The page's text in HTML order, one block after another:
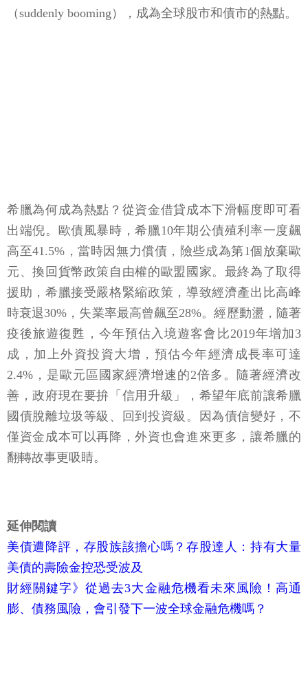
（suddenly booming），成為全球股市和債市的熱點。
希臘為何成為熱點？從資金借貸成本下滑幅度即可看
出端倪。歐債風暴時，希臘10年期公債殖利率一度飆
高至41.5%，當時因無力償債，險些成為第1個放棄歐
元、換回貨幣政策自由權的歐盟國家。最終為了取得
援助，希臘接受嚴格緊縮政策，導致經濟產出比高峰
時衰退30%，失業率最高曾飆至28%。經歷動盪，隨著
疫後旅遊復甦，今年預估入境遊客會比2019年增加3
成，加上外資投資大增，預估今年經濟成長率可達
2.4%，是歐元區國家經濟增速的2倍多。隨著經濟改
善，政府現在要拚「信用升級」，希望年底前讓希臘
國債脫離垃圾等級、回到投資級。因為債信變好，不
僅資金成本可以再降，外資也會進來更多，讓希臘的
翻轉故事更吸睛。
延伸閱讀
美債遭降評，存股族該擔心嗎？存股達人：持有大量
美債的壽險金控恐受波及
財經關鍵字》從過去3大金融危機看未來風險！高通
膨、債務風險，會引發下一波全球金融危機嗎？